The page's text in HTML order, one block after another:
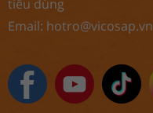
tiêu dùng
Email: hotro@vicosap.vn